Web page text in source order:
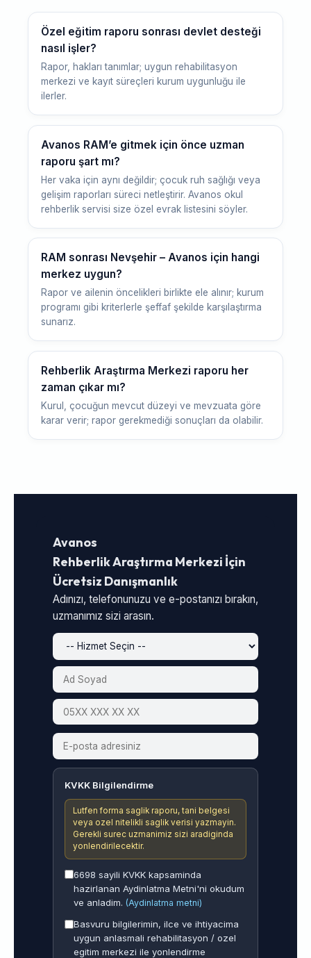
Özel eğitim raporu sonrası devlet desteği
nasıl işler?
Rapor, hakları tanımlar; uygun rehabilitasyon
merkezi ve kayıt süreçleri kurum uygunluğu ile
ilerler.
Avanos RAM’e gitmek için önce uzman
raporu şart mı?
Her vaka için aynı değildir; çocuk ruh sağlığı veya
gelişim raporları süreci netleştirir. Avanos okul
rehberlik servisi size özel evrak listesini söyler.
RAM sonrası Nevşehir – Avanos için hangi
merkez uygun?
Rapor ve ailenin öncelikleri birlikte ele alınır; kurum
programı gibi kriterlerle şeffaf şekilde karşılaştırma
sunarız.
Rehberlik Araştırma Merkezi raporu her
zaman çıkar mı?
Kurul, çocuğun mevcut düzeyi ve mevzuata göre
karar verir; rapor gerekmediği sonuçları da olabilir.
Avanos
Rehberlik Araştırma Merkezi İçin
Ücretsiz Danışmanlık
Adınızı, telefonunuzu ve e-postanızı bırakın,
uzmanımız sizi arasın.
KVKK Bilgilendirme
Lutfen forma saglik raporu, tani belgesi
veya ozel nitelikli saglik verisi yazmayin.
Gerekli surec uzmanimiz sizi aradiginda
yonlendirilecektir.
6698 sayili KVKK kapsaminda
hazirlanan Aydinlatma Metni'ni okudum
ve anladim. (Aydinlatma metni)
Basvuru bilgilerimin, ilce ve ihtiyacima
uygun anlasmali rehabilitasyon / ozel
egitim merkezi ile yonlendirme